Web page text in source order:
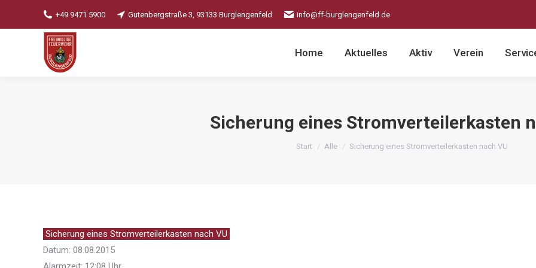
+49 9471 5900 Gutenbergstraße 3, 93133 Burglengenfeld info@ff-burglengenfeld.de
Home Aktuelles Aktiv Verein
Sicherung eines Stromverteilerkasten
Sie befinden sich hier:
Start Alle Sicherung eines Stromverteilerkasten nach VU
Sicherung eines Stromverteilerkasten nach VU
Datum: 08.08.2015